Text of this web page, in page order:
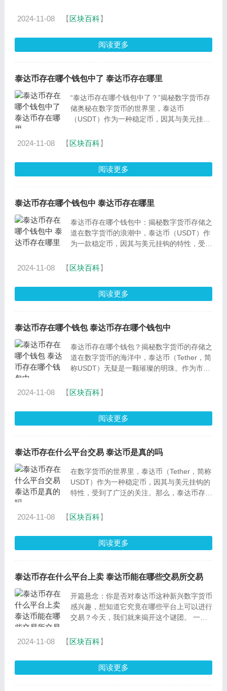
数字货币究竟存
2024-11-08 【区块百科】
阅读更多
泰达币存在哪个钱包中了 泰达币存在哪里
“泰达币存在哪个钱包中了？”揭秘数字货币存
储奥秘在数字货币的世界里，泰达币
（USDT）作为一种稳定币，因其与美元挂钩
过，“泰达币存在哪个钱包中
2024-11-08 【区块百科】
阅读更多
泰达币存在哪个钱包中 泰达币存在哪里
泰达币存在哪个钱包中：揭秘数字货币存储之
道在数字货币的浪潮中，泰达币（USDT）作
为一款稳定币，因其与美元挂钩的特性，受到
中？这一问题对于泰达
2024-11-08 【区块百科】
阅读更多
泰达币存在哪个钱包 泰达币存在哪个钱包中
泰达币存在哪个钱包？揭秘数字货币的存储之
道在数字货币的海洋中，泰达币（Tether，简
称USDT）无疑是一颗璀璨的明珠。作为市场
1:1的挂钩而备受
2024-11-08 【区块百科】
阅读更多
泰达币存在什么平台交易 泰达币是真的吗
在数字货币的世界里，泰达币（Tether，简称
USDT）作为一种稳定币，因其与美元挂钩的
特性，受到了广泛的关注。那么，泰达币存在
入解析。 一、泰达
2024-11-08 【区块百科】
阅读更多
泰达币存在什么平台上卖 泰达币能在哪些交易所交易
开篇悬念：你是否对泰达币这种新兴数字货币
感兴趣，想知道它究竟在哪些平台上可以进行
交易？今天，我们就来揭开这个谜团。 一、
币，也称为USD
2024-11-08 【区块百科】
阅读更多